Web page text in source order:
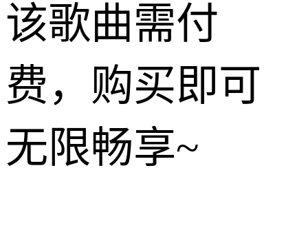
该歌曲需付
费，购买即可
无限畅享~